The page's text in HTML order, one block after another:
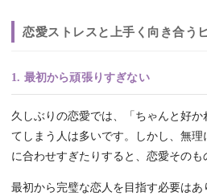
恋愛ストレスと上手く向き合う
1. 最初から頑張りすぎない
久しぶりの恋愛では、「ちゃんと好
てしまう人は多いです。しかし、無
に合わせすぎたりすると、恋愛そのも
最初から完璧な恋人を目指す必要は